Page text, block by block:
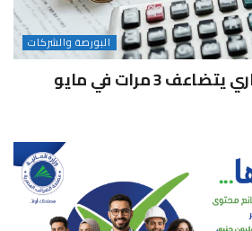
البورصة والشركات
3 مرات في مايو